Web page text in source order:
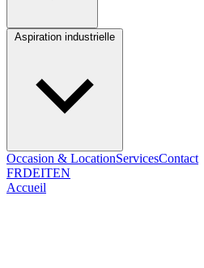
Occasion & LocationServicesContact
FRDEITEN
Accueil